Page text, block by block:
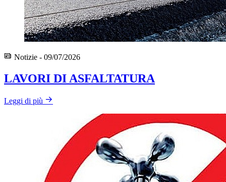
Notizie - 09/07/2026
LAVORI DI ASFALTATURA
Leggi di più